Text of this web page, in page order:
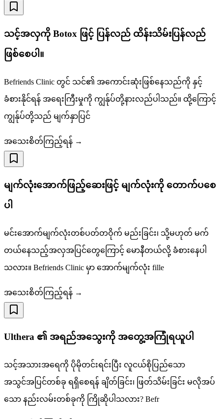
သင့်အလှကို Botox ဖြင့် ပြန်လည် ထိန်းသိမ်းပြန်လည်
ဖြစ်စေပါ။
Befriends Clinic တွင် သင်၏ အကောင်းဆုံးဖြစ်နေသည်ကို နှင့်
ခံစားနိုင်ရန် အရေးကြီးမှုကို ကျွန်ုပ်တို့နားလည်ပါသည်။ ထို့ကြောင့်
ကျွန်ုပ်တို့သည် မျက်နှာပြင်
အသေးစိတ်ကြည့်ရန် →
မျက်လုံးအောက်ဖြည့်ဆေးဖြင့် မျက်လုံးကို တောက်ပစေ
ပါ
မင်းအောက်မျက်လုံးတစ်ပတ်တဝိုက် မည်းခြင်း၊ သို့မဟုတ် မက်
တယ်နေသည့်အလှအပြင်တွေကြောင့် မောနီတယ်လို့ ခံစားနေပါ
သလား။ Befriends Clinic မှာ အောက်မျက်လုံး fille
အသေးစိတ်ကြည့်ရန် →
Ulthera ၏ အရည်အသွေးကို အတွေ့အကြုံရယူပါ
သင့်အသားအရေကို ပိုမိုတင်းရင်းပြီး လူငယ်စိုပြည်သော
အသွင်အပြင်တစ်ခု ရရှိစေရန် ချိတ်ခြင်း၊ ဖြတ်သိမ်းခြင်း မလိုအပ်
သော နည်းလမ်းတစ်ခုကို ကြိုဆိုပါသလား? Befr